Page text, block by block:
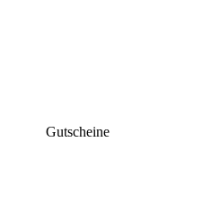
Gutscheine